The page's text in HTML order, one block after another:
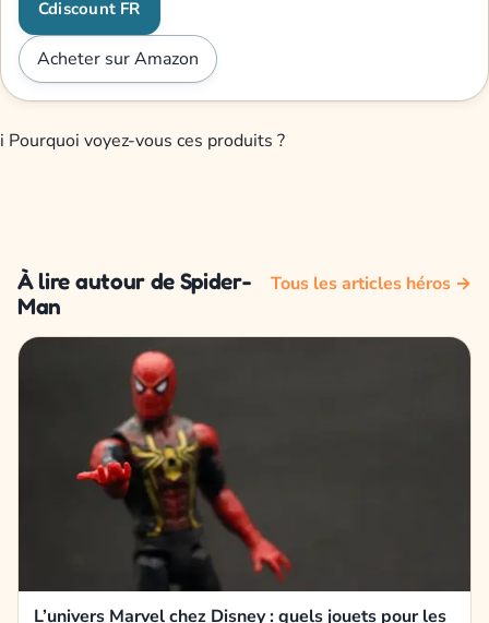
Cdiscount FR
Acheter sur Amazon
i Pourquoi voyez-vous ces produits ?
À lire autour de Spider-
Man
Tous les articles héros →
L’univers Marvel chez Disney : quels jouets pour les